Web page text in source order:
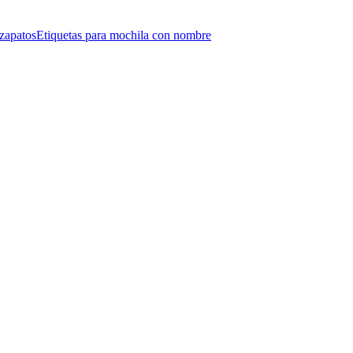
Etiquetas para mochila con nombre